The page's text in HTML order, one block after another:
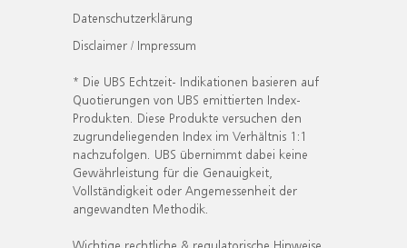
Datenschutzerklärung
Disclaimer / Impressum
* Die UBS Echtzeit- Indikationen basieren auf
Quotierungen von UBS emittierten Index-
Produkten. Diese Produkte versuchen den
zugrundeliegenden Index im Verhältnis 1:1
nachzufolgen. UBS übernimmt dabei keine
Gewährleistung für die Genauigkeit,
Vollständigkeit oder Angemessenheit der
angewandten Methodik.